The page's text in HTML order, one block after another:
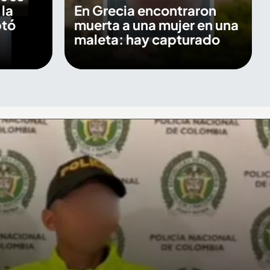
En Grecia encontraron
muerta a una mujer en una
maleta: hay capturado